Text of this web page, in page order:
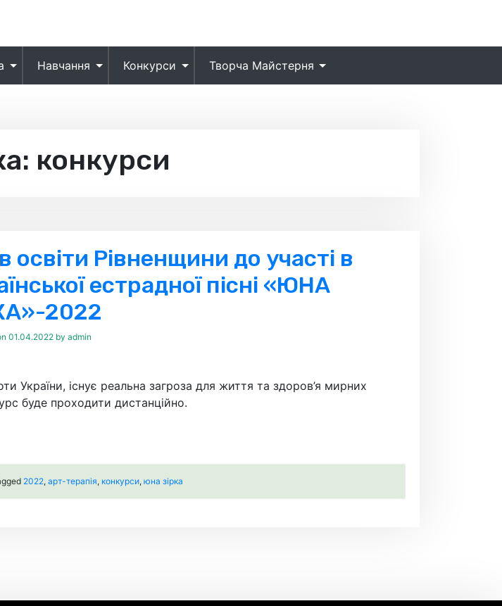
Навчання Конкурси Творча Майстерня
конкурси
освіти Рівненщини до участі в
естрадної пісні «ЮНА
2022
01.04.2022by admin
України, існує реальна загроза для життя та здоров’я мирних
буде проходити дистанційно.
2022, арт-терапія, конкурси, юна зірка